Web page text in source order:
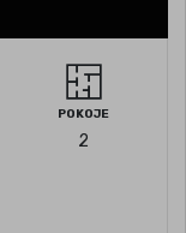
POKOJE
2